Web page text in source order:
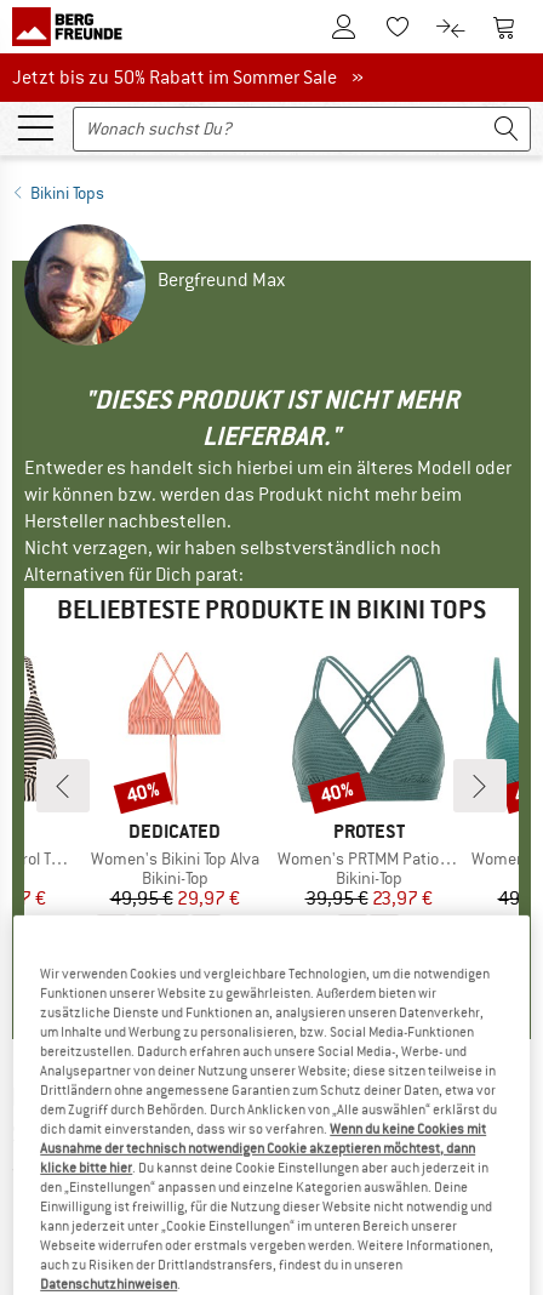
Zum KundenkontoZum Merkzettel.
Zum Zum
Jetzt bis zu 50% Rabatt im Sommer Sale
Jetzt bis zu 50% Rabatt im Sommer Sale »
Bikini Tops
Bergfreund Max
"DIESES PRODUKT IST NICHT MEHR
LIEFERBAR."
Entweder es handelt sich hierbei um ein älteres Modell oder
wir können bzw. werden das Produkt nicht mehr beim
Hersteller nachbestellen.
Nicht verzagen, wir haben selbstverständlich noch
Alternativen für Dich parat:
BELIEBTESTE PRODUKTE IN BIKINI TOPS
Bikini Top
Preis
€
MARKE
DEDICATED
Artikel
Women's Bikini Top Alva
Produktgruppe
Bikini-Top
Preis
49,95 € reduzierter Preis
29,97 €
Rabatt
40%
MARKE
PROTEST
Artikel
Women's PRTMM Patio Triangle
Produktgruppe
Bikini-Top
Preis
39,95 €reduzierter Preis
23,97 €
Rabatt
40%
Artikel
Women's
ROXY -Women's Printed Beach Classics
Strappy Bra - Bikini-Top
(0)
Wir verwenden Cookies und vergleichbare Technologien, um die notwendigen
Funktionen unserer Website zu gewährleisten. Außerdem bieten wir
zusätzliche Dienste und Funktionen an, analysieren unseren Datenverkehr,
um Inhalte und Werbung zu personalisieren, bzw. Social Media-Funktionen
bereitzustellen. Dadurch erfahren auch unsere Social Media-, Werbe- und
Analysepartner von deiner Nutzung unserer Website; diese sitzen teilweise in
Drittländern ohne angemessene Garantien zum Schutz deiner Daten, etwa vor
dem Zugriff durch Behörden. Durch Anklicken von „Alle auswählen“ erklärst du
dich damit einverstanden, dass wir so verfahren.Wenn du keine Cookies mit
Ausnahme der technisch notwendigen Cookie akzeptieren möchtest, dann
klicke bitte hier. Du kannst deine Cookie Einstellungen aber auch jederzeit in
den „Einstellungen“ anpassen und einzelne Kategorien auswählen. Deine
Einwilligung ist freiwillig, für die Nutzung dieser Website nicht notwendig und
kann jederzeit unter „Cookie Einstellungen“ im unteren Bereich unserer
Webseite widerrufen oder erstmals vergeben werden. Weitere Informationen,
auch zu Risiken der Drittlandstransfers, findest du in unseren
Datenschutzhinweisen.